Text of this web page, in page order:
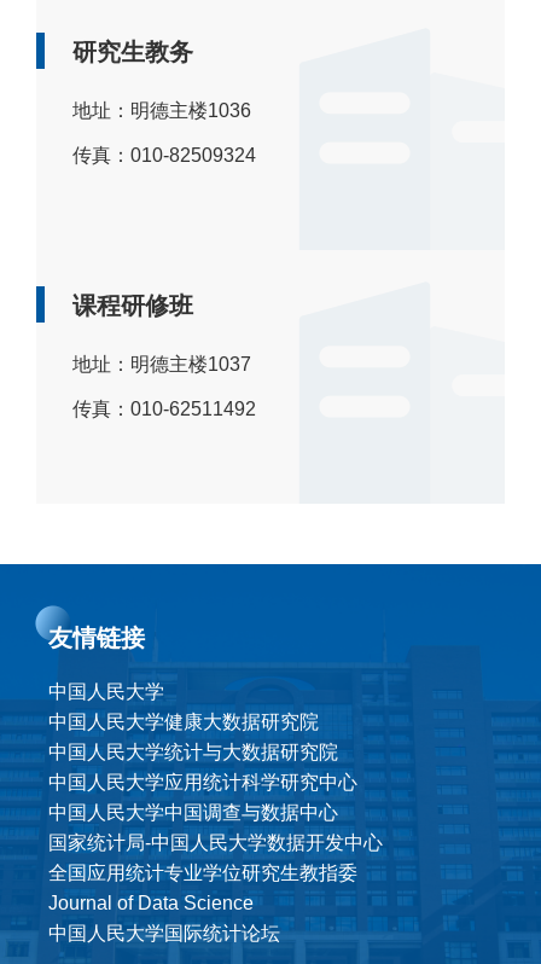
研究生教务
地址：明德主楼1036
传真：010-82509324
课程研修班
地址：明德主楼1037
传真：010-62511492
友情链接
中国人民大学
中国人民大学健康大数据研究院
中国人民大学统计与大数据研究院
中国人民大学应用统计科学研究中心
中国人民大学中国调查与数据中心
国家统计局-中国人民大学数据开发中心
全国应用统计专业学位研究生教指委
Journal of Data Science
中国人民大学国际统计论坛